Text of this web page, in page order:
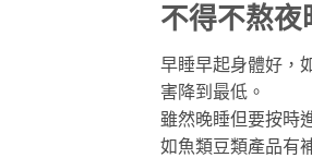
不得不熬夜
早睡早起身體好，
害降到最低。
雖然晚睡但要按時
如魚類豆類產品有